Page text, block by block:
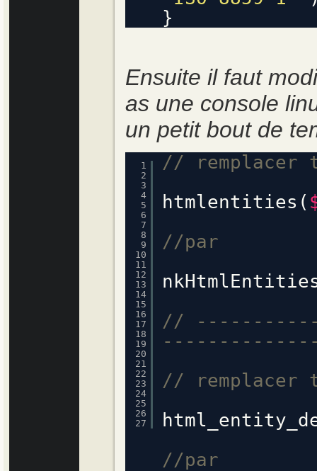
}
Ensuite il faut
as une console
un petit bout de
1
2
3
4
5
6
7
8
9
10
11
12
13
14
15
16
17
18
19
20
21
22
23
24
25
26
27
// remplacer
htmlentities(
//par
//
// remplacer
//par